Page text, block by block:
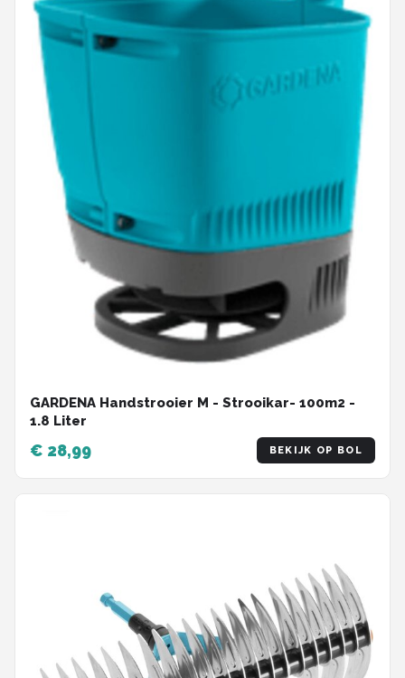
GARDENA Handstrooier M - Strooikar- 100m2 -
1.8 Liter
€ 28,99 BEKIJK OP BOL